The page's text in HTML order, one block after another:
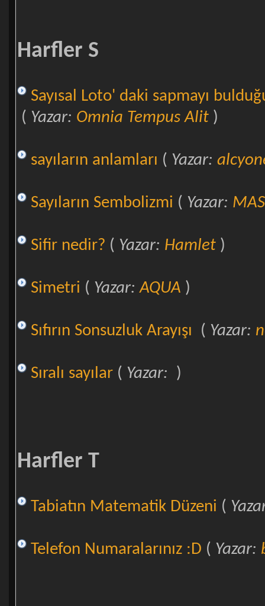
Harfler S
Sayısal Loto' daki sapmayı
( Yazar: Omnia Tempus Alit)
sayıların anlamları ( Yazar:
Sayıların Sembolizmi ( Yazar:
Sifir nedir? ( Yazar: Hamlet)
Simetri ( Yazar:AQUA )
Sıfırın Sonsuzluk Arayışı ( Yazar:
Sıralı sayılar( Yazar: )
Harfler T
Tabiatın Matematik Düzeni (
Telefon Numaralarınız :D ( Yazar: